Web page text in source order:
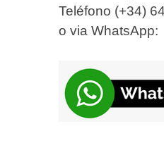
Teléfono (+34)
o via WhatsApp: